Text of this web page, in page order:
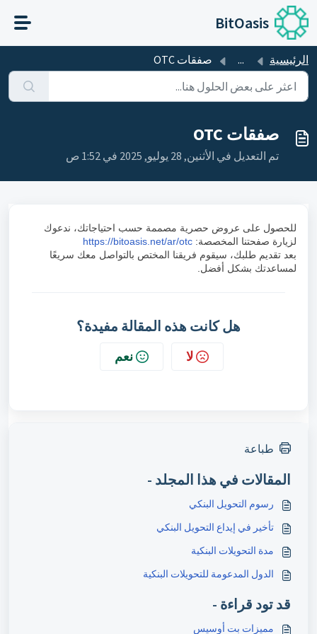
التخطّي إلى المحتوى الرئيسي
BitOasis
الرئيسية ... صفقات OTC
صفقات OTC
تم التعديل في الأثنين, 28 يوليو, 2025 في 1:52 ص
للحصول على عروض حصرية مصممة حسب احتياجاتك، ندعوك
لزيارة صفحتنا المخصصة: https://bitoasis.net/ar/otc
بعد تقديم طلبك، سيقوم فريقنا المختص بالتواصل معك سريعًا
لمساعدتك بشكل أفضل.
هل كانت هذه المقالة مفيدة؟
لا نعم
طباعة
المقالات في هذا المجلد -
رسوم التحويل البنكي
تأخير في إيداع التحويل البنكي
مدة التحويلات البنكية
الدول المدعومة للتحويلات البنكية
قد تود قراءة -
مميزات بت أوسيس